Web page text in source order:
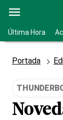
Última Hora
Portada